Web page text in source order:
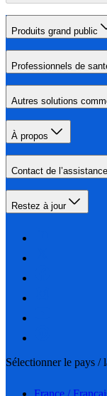
Produits grand public
Professionnels de
Autres solutions
À propos
Contact de l’assistance
Restez à jour
Sélectionner le pays /
France /